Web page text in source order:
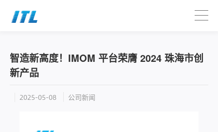
智造新高度！IMOM 平台荣膺 2024 珠海市创
新产品
2025-05-08 公司新闻